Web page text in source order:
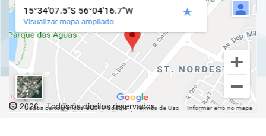
2026 - Todos os direitos reservados